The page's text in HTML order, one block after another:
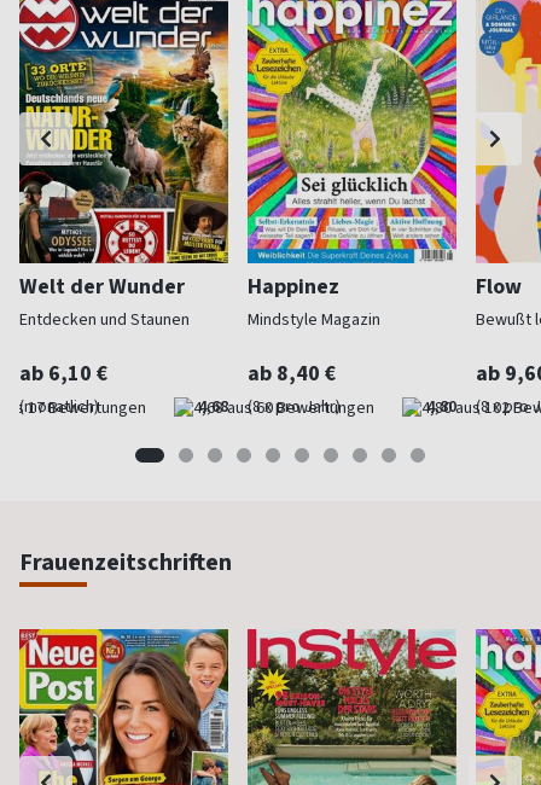
Welt der Wunder
Entdecken und Staunen
ab 6,10 €
(monatlich) 4,68
Happinez
Mindstyle Magazin
ab 8,40 €
(8 x pro Jahr) 4,80
Flow
Bewußt
ab
(8 x pro
Frauenzeitschriften